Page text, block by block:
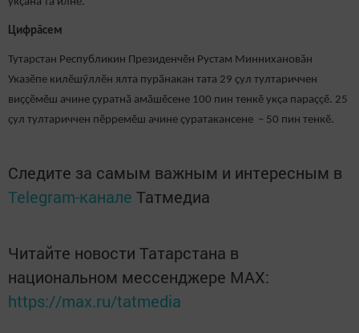
Цифрăсем
Тутарстан Республикин Президенчӗн Рустам Миннихановăн
Указӗпе килӗшӳллӗн ялта пурӑнакан тата 29 ҫул тултариччен
виҫҫӗмӗш ачине ҫуратнӑ амӑшӗсене 100 пин тенкӗ укçа параççӗ. 25
ҫул тултариччен пӗрремӗш ачине ҫуратакансене – 50 пин тенкӗ.
Следите за самым важным и интересным в
Telegram-канале Татмедиа
Читайте новости Татарстана в
национальном мессенджере MАХ:
https://max.ru/tatmedia